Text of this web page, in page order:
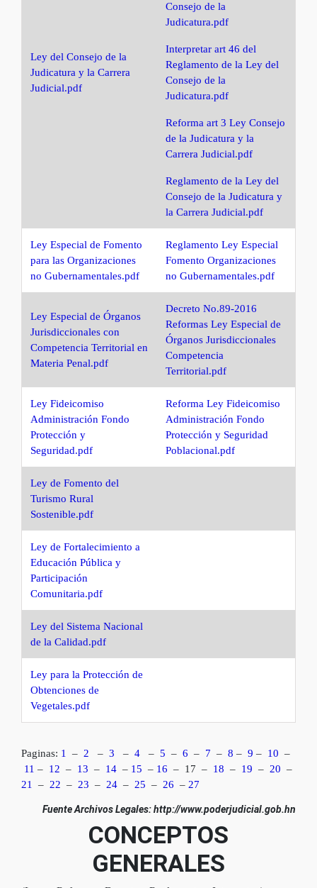
Ley del Consejo de la
Judicatura y la Carrera
Judicial.pdf
Consejo de la
Judicatura.pdf
Interpretar art 46 del
Reglamento de la Ley del
Consejo de la
Judicatura.pdf
Reforma art 3 Ley Consejo
de la Judicatura y la
Carrera Judicial.pdf
Reglamento de la Ley del
Consejo de la Judicatura y
la Carrera Judicial.pdf
Ley Especial de Fomento
para las Organizaciones
no Gubernamentales.pdf
Reglamento Ley Especial
Fomento Organizaciones
no Gubernamentales.pdf
Ley Especial de Órganos
Jurisdiccionales con
Competencia Territorial en
Materia Penal.pdf
Decreto No.89-2016
Reformas Ley Especial de
Órganos Jurisdiccionales
Competencia
Territorial.pdf
Ley Fideicomiso
Administración Fondo
Protección y
Seguridad.pdf
Reforma Ley Fideicomiso
Administración Fondo
Protección y Seguridad
Poblacional.pdf
Ley de Fomento del
Turismo Rural
Sostenible.pdf
Ley de Fortalecimiento a
Educación Pública y
Participación
Comunitaria.pdf
Ley del Sistema Nacional
de la Calidad.pdf
Ley para la Protección de
Obtenciones de
Vegetales.pdf
Paginas: 1 – 2 – 3 – 4 – 5 – 6 – 7 – 8 – 9 – 10 –
11 – 12 – 13 – 14 – 15 – 16 – 17 – 18 – 19 – 20 –
21
– 22 – 23 – 24 – 25 – 26 – 27
Fuente Archivos Legales: http://www.poderjudicial.gob.hn
CONCEPTOS
GENERALES